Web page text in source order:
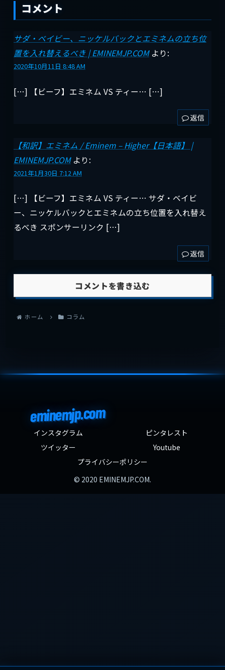
コメント
サダ・ベイビー、ニッケルバックとエミネムの立ち位
置を入れ替えるべき | EMINEMJP.COM より:
2020年10月11日 8:48 AM
[…] 【ビーフ】エミネム VS ティー… […]
返信
【和訳】エミネム / Eminem – Higher【日本語】 |
EMINEMJP.COM より:
2021年1月30日 7:12 AM
[…] 【ビーフ】エミネム VS ティー… サダ・ベイビ
ー、ニッケルバックとエミネムの立ち位置を入れ替え
るべき スポンサーリンク […]
返信
コメントを書き込む
ホーム コラム
eminemjp.com
インスタグラム
ピンタレスト
ツイッター
Youtube
プライバシーポリシー
© 2020 EMINEMJP.COM.